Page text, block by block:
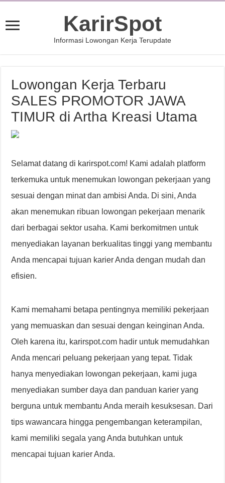
KarirSpot
Informasi Lowongan Kerja Terupdate
Lowongan Kerja Terbaru
SALES PROMOTOR JAWA
TIMUR di Artha Kreasi Utama
Selamat datang di karirspot.com! Kami adalah platform
terkemuka untuk menemukan lowongan pekerjaan yang
sesuai dengan minat dan ambisi Anda. Di sini, Anda
akan menemukan ribuan lowongan pekerjaan menarik
dari berbagai sektor usaha. Kami berkomitmen untuk
menyediakan layanan berkualitas tinggi yang membantu
Anda mencapai tujuan karier Anda dengan mudah dan
efisien.
Kami memahami betapa pentingnya memiliki pekerjaan
yang memuaskan dan sesuai dengan keinginan Anda.
Oleh karena itu, karirspot.com hadir untuk memudahkan
Anda mencari peluang pekerjaan yang tepat. Tidak
hanya menyediakan lowongan pekerjaan, kami juga
menyediakan sumber daya dan panduan karier yang
berguna untuk membantu Anda meraih kesuksesan. Dari
tips wawancara hingga pengembangan keterampilan,
kami memiliki segala yang Anda butuhkan untuk
mencapai tujuan karier Anda.